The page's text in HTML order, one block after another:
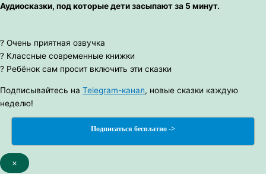
Аудиосказки, под которые дети засыпают за 5 минут.
? Очень приятная озвучка
? Классные современные книжки
? Ребёнок сам просит включить эти сказки
Подписывайтесь на Telegram-канал, новые сказки каждую
неделю!
Подписаться бесплатно ->
×